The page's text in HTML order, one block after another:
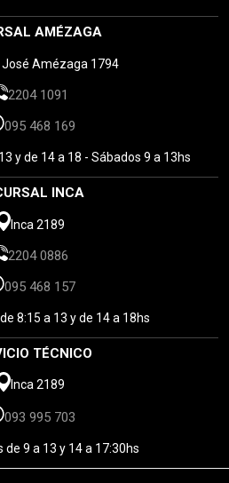
AMÉZAGA
José Amézaga 1794
2204 1091
095 468 169
y de 14 a 18 - Sábados 9 a 13hs
INCA
Inca 2189
2204 0886
095 468 157
8:15 a 13 y de 14 a 18hs
TÉCNICO
Inca 2189
093 995 703
de 9 a 13 y 14 a 17:30hs